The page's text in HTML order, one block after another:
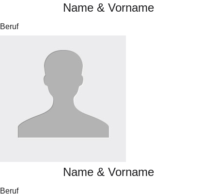
Name & Vorname
Beruf
Name & Vorname
Beruf